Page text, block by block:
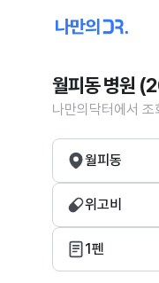
월피동 병원
나만의닥터에서
월피동
위고비
1펜